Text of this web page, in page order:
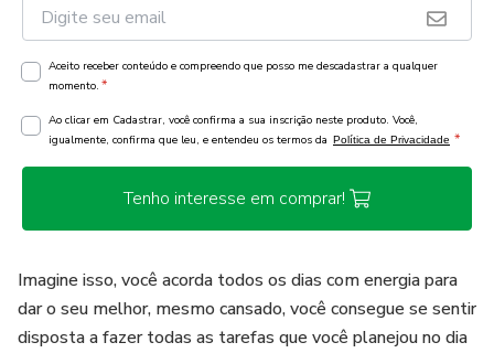
Aceito receber conteúdo e compreendo que posso me descadastrar a qualquer
momento. *
Ao clicar em Cadastrar, você confirma a sua inscrição neste produto. Você,
igualmente, confirma que leu, e entendeu os termos da Política de Privacidade *
Tenho interesse em comprar!
Imagine isso, você acorda todos os dias com energia para
dar o seu melhor, mesmo cansado, você consegue se sentir
disposta a fazer todas as tarefas que você planejou no dia